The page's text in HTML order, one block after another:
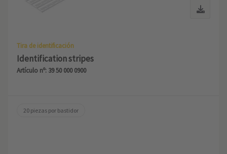
Tira de identificación
Identification stripes
Artículo nº: 39 50 000 0900
20 piezas por bastidor